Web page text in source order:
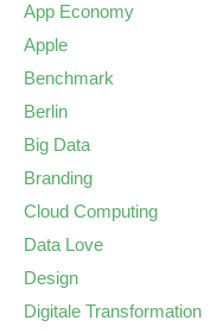
App Economy
Apple
Benchmark
Berlin
Big Data
Branding
Cloud Computing
Data Love
Design
Digitale Transformation